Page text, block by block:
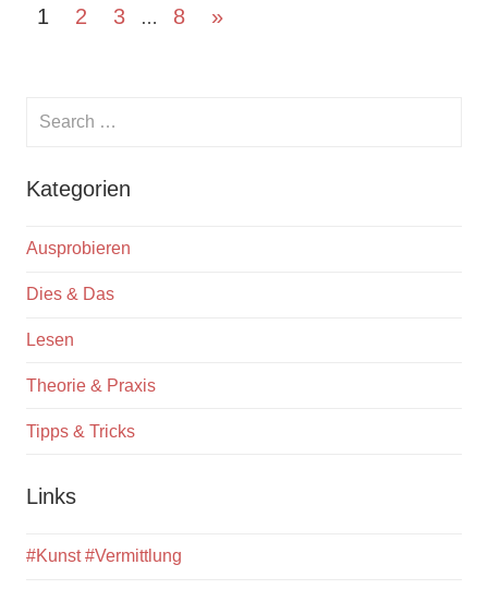
Posts
1 2 3 … 8
Next
»
Search
Kategorien
Ausprobieren
Dies & Das
Lesen
Theorie & Praxis
Tipps & Tricks
Links
#Kunst #Vermittlung